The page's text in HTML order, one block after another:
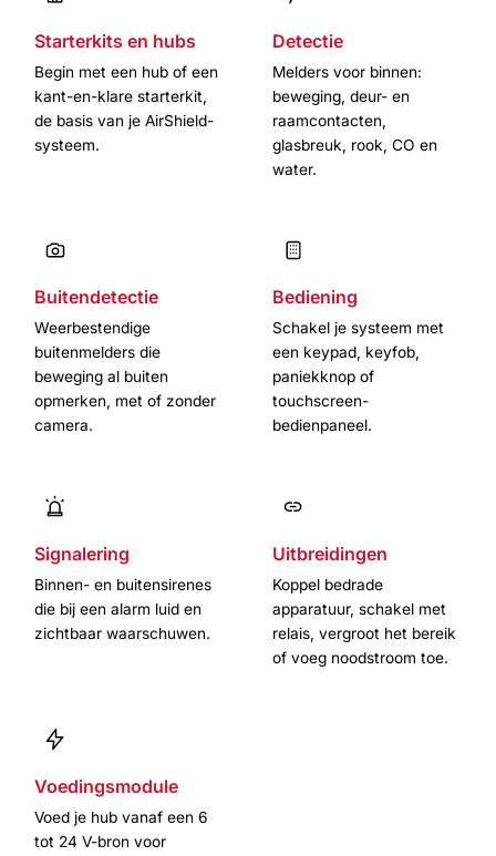
Starterkits en hubs
Begin met een hub of een
kant-en-klare starterkit,
de basis van je AirShield-
systeem.
Detectie
Melders voor binnen:
beweging, deur- en
raamcontacten,
glasbreuk, rook, CO en
water.
Buitendetectie
Weerbestendige
buitenmelders die
beweging al buiten
opmerken, met of zonder
camera.
Bediening
Schakel je systeem met
een keypad, keyfob,
paniekknop of
touchscreen-
bedienpaneel.
Signalering
Binnen- en buitensirenes
die bij een alarm luid en
zichtbaar waarschuwen.
Uitbreidingen
Koppel bedrade
apparatuur, schakel met
relais, vergroot het bereik
of voeg noodstroom toe.
Voedingsmodule
Voed je hub vanaf een 6
tot 24 V-bron voor